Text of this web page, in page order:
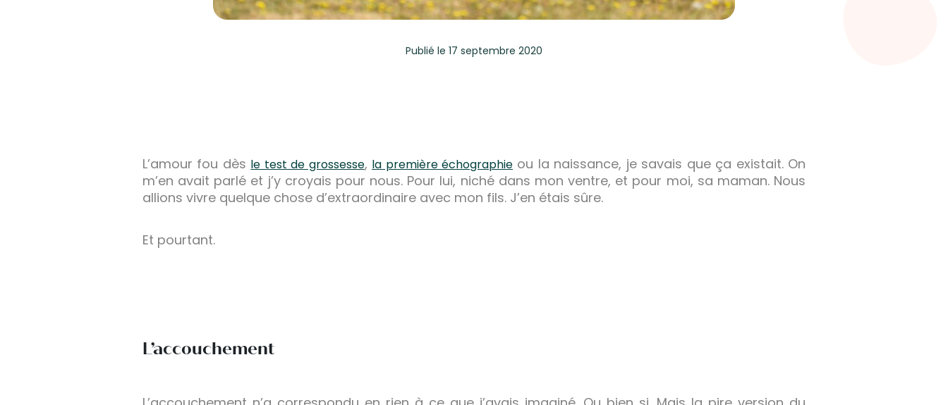
Publié le 17 septembre 2020
L’amour fou dès le test de grossesse, la première échographie ou la naissance, je savais que ça existait. On
m’en avait parlé et j’y croyais pour nous. Pour lui, niché dans mon ventre, et pour moi, sa maman. Nous
allions vivre quelque chose d’extraordinaire avec mon fils. J’en étais sûre.
Et pourtant.
L’accouchement